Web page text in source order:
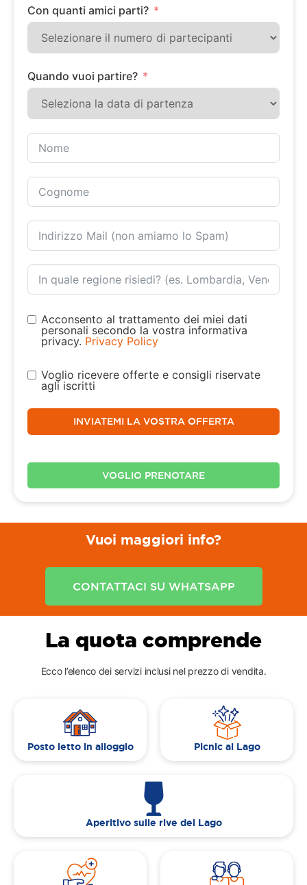
Con quanti amici parti?
Quando vuoi partire?
Acconsento al trattamento dei miei dati
personali secondo la vostra informativa
privacy. Privacy Policy
Voglio ricevere offerte e consigli riservate
agli iscritti
INVIATEMI LA VOSTRA OFFERTA
VOGLIO PRENOTARE
Vuoi maggiori info?
CONTATTACI SU WHATSAPP
La quota comprende
Ecco l’elenco dei servizi inclusi nel prezzo di vendita.
Posto letto in alloggio Picnic al Lago
Aperitivo sulle rive del Lago